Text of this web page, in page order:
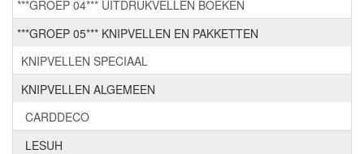
***GROEP 04*** UITDRUKVELLEN BOEKEN
***GROEP 05*** KNIPVELLEN EN PAKKETTEN
KNIPVELLEN SPECIAAL
KNIPVELLEN ALGEMEEN
CARDDECO
LESUH